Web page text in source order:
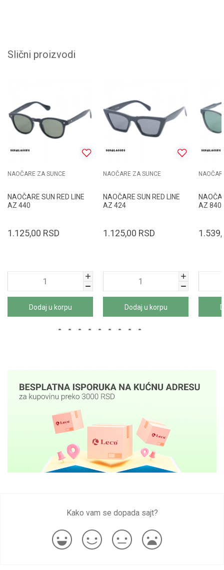
Slični proizvodi
NAOČARE ZA SUNCE
NAOČARE SUN RED LINE
AZ 440
1.125,00 RSD
Dodaj u korpu
NAOČARE ZA SUNCE
NAOČARE SUN RED LINE
AZ 424
1.125,00 RSD
Dodaj u korpu
AZ
Kako vam se dopada sajt?